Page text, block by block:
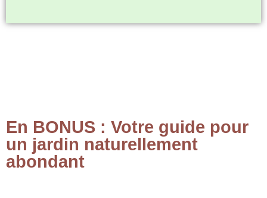
En BONUS : Votre guide pour
un jardin naturellement
abondant